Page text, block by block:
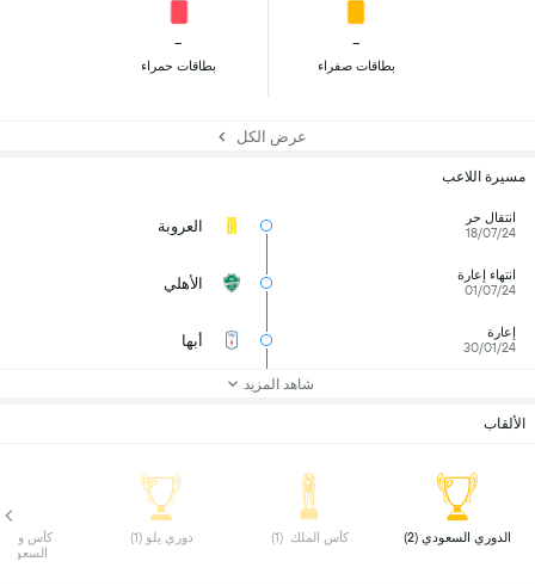
-
بطاقات صفراء
-
بطاقات حمراء
عرض الكل
مسيرة اللاعب
انتقال حر
18/07/24
العروبة
انتهاء إعارة
01/07/24
الأهلي
إعارة
30/01/24
أبها
شاهد المزيد
الألقاب
الدوري السعودي (2) كأس الملك  (1)
دوري يلو (1)
السعودي